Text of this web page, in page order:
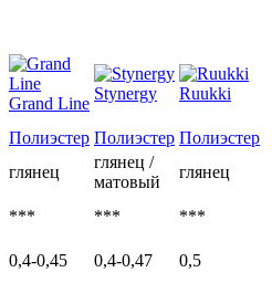
Grand Line
Stynergy Ruukki
Полиэстер Полиэстер Полиэстер
глянец
глянец /
матовый
глянец
*** ***
***
0,4-0,45 0,4-0,47
0,5